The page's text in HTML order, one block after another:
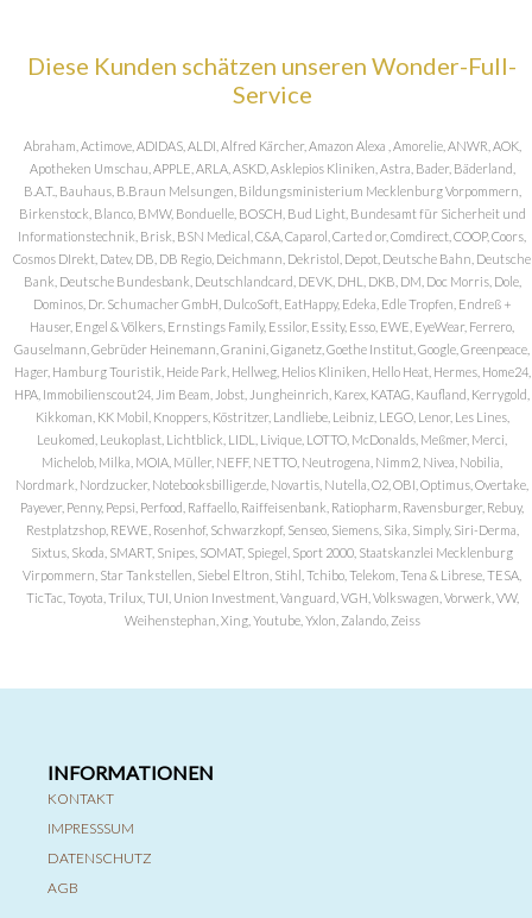
Diese Kunden schätzen unseren Wonder-Full-
Service
Abraham, Actimove, ADIDAS, ALDI, Alfred Kärcher, Amazon Alexa , Amorelie, ANWR, AOK,
Apotheken Umschau, APPLE, ARLA, ASKD, Asklepios Kliniken, Astra, Bader, Bäderland,
B.A.T., Bauhaus, B.Braun Melsungen, Bildungsministerium Mecklenburg Vorpommern,
Birkenstock, Blanco, BMW, Bonduelle, BOSCH, Bud Light, Bundesamt für Sicherheit und
Informationstechnik, Brisk, BSN Medical, C&A, Caparol, Carte d or, Comdirect, COOP, Coors,
Cosmos DIrekt, Datev, DB, DB Regio, Deichmann, Dekristol, Depot, Deutsche Bahn, Deutsche
Bank, Deutsche Bundesbank, Deutschlandcard, DEVK, DHL, DKB, DM, Doc Morris, Dole,
Dominos, Dr. Schumacher GmbH, DulcoSoft, EatHappy, Edeka, Edle Tropfen, Endreß +
Hauser, Engel & Völkers, Ernstings Family, Essilor, Essity, Esso, EWE, EyeWear, Ferrero,
Gauselmann, Gebrüder Heinemann, Granini, Giganetz, Goethe Institut, Google, Greenpeace,
Hager, Hamburg Touristik, Heide Park, Hellweg, Helios Kliniken, Hello Heat, Hermes, Home24,
HPA, Immobilienscout24, Jim Beam, Jobst, Jungheinrich, Karex, KATAG, Kaufland, Kerrygold,
Kikkoman, KK Mobil, Knoppers, Köstritzer, Landliebe, Leibniz, LEGO, Lenor, Les Lines,
Leukomed, Leukoplast, Lichtblick, LIDL, Livique, LOTTO, McDonalds, Meßmer, Merci,
Michelob, Milka, MOIA, Müller, NEFF, NETTO, Neutrogena, Nimm2, Nivea, Nobilia,
Nordmark, Nordzucker, Notebooksbilliger.de, Novartis, Nutella, O2, OBI, Optimus, Overtake,
Payever, Penny, Pepsi, Perfood, Raffaello, Raiffeisenbank, Ratiopharm, Ravensburger, Rebuy,
Restplatzshop, REWE, Rosenhof, Schwarzkopf, Senseo, Siemens, Sika, Simply, Siri-Derma,
Sixtus, Skoda, SMART, Snipes, SOMAT, Spiegel, Sport 2000, Staatskanzlei Mecklenburg
Virpommern, Star Tankstellen, Siebel Eltron, Stihl, Tchibo, Telekom, Tena & Librese, TESA,
TicTac, Toyota, Trilux, TUI, Union Investment, Vanguard, VGH, Volkswagen, Vorwerk, VW,
Weihenstephan, Xing, Youtube, Yxlon, Zalando, Zeiss
INFORMATIONEN
KONTAKT
IMPRESSSUM
DATENSCHUTZ
AGB